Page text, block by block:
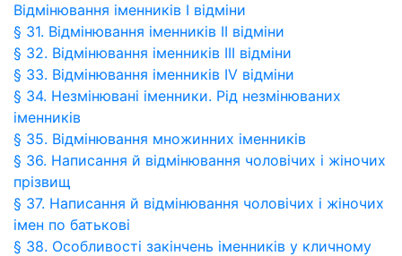
Відмінювання іменників І відміни
§ 31. Відмінювання іменників ІІ відміни
§ 32. Відмінювання іменників ІІІ відміни
§ 33. Відмінювання іменників ІV відміни
§ 34. Незмінювані іменники. Рід незмінюваних
іменників
§ 35. Відмінювання множинних іменників
§ 36. Написання й відмінювання чоловічих і жіночих
прізвищ
§ 37. Написання й відмінювання чоловічих і жіночих
імен по батькові
§ 38. Особливості закінчень іменників у кличному